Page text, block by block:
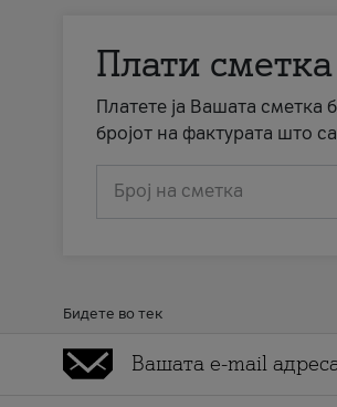
Плати сметка
Платете ја Вашата сметка
бројот на фактурата што
Број на сметка
Бидете во тек